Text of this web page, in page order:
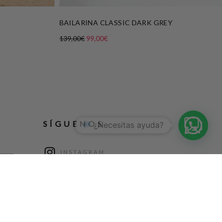
BAILARINA CLASSIC DARK GREY
139,00€ 99,00€
SÍGUENOS
INSTAGRAM